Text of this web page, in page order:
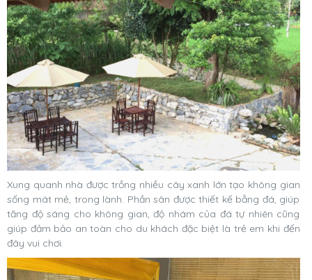
Xung quanh nhà được trồng nhiều cây xanh lớn tạo không gian
sống mát mẻ, trong lành. Phần sân được thiết kế bằng đá, giúp
tăng độ sáng cho không gian, độ nhám của đá tự nhiên cũng
giúp đảm bảo an toàn cho du khách đặc biệt là trẻ em khi đến
đây vui chơi.